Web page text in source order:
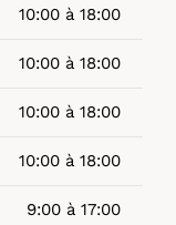
10:00 à 18:00
10:00 à 18:00
10:00 à 18:00
10:00 à 18:00
9:00 à 17:00